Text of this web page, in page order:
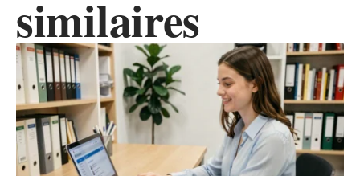
similaires